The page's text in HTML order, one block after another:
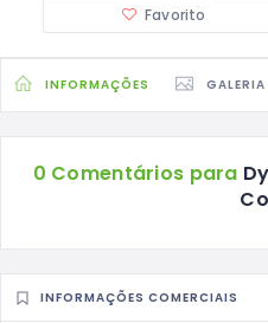
Favorito
INFORMAÇÕES
0 Comentários para
INFORMAÇÕES COMERCIAIS